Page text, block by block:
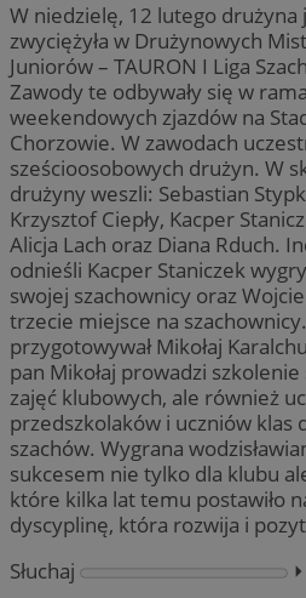
W niedzielę, 12 lutego drużyna
zwyciężyła w Drużynowych
Juniorów – TAURON I Liga
Zawody te odbywały się w
weekendowych zjazdów na
Chorzowie. W zawodach
sześcioosobowych drużyn. W
drużyny weszli: Sebastian
Krzysztof Ciepły, Kacper
Alicja Lach oraz Diana Rduch.
odnieśli Kacper Staniczek
swojej szachownicy oraz
trzecie miejsce na
przygotowywał Mikołaj
pan Mikołaj prowadzi
zajęć klubowych, ale również
przedszkolaków i uczniów klas
szachów. Wygrana
sukcesem nie tylko dla klubu
które kilka lat temu postawiło
dyscyplinę, która rozwija i
Słuchaj
⏵︎